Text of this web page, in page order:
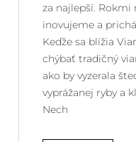
za najlepší. Rokmi
inovujeme a
Keďže sa blížia
chýbať tradičný
ako by vyzerala
vyprážanej ryby a
Nech